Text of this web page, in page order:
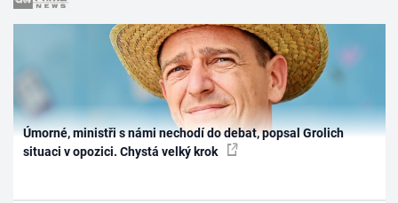
Úmorné, ministři s námi nechodí do debat, popsal Grolich
situaci v opozici. Chystá velký krok